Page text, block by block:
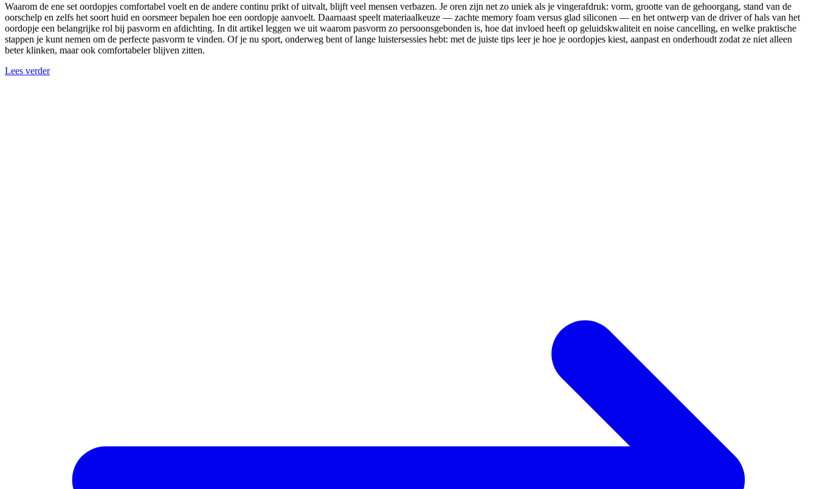
Waarom de ene set oordopjes comfortabel voelt en de andere continu prikt of uitvalt, blijft veel mensen verbazen. Je oren zijn net zo uniek als je vingerafdruk: vorm, grootte van de gehoorgang, stand van de
oorschelp en zelfs het soort huid en oorsmeer bepalen hoe een oordopje aanvoelt. Daarnaast speelt materiaalkeuze — zachte memory foam versus glad siliconen — en het ontwerp van de driver of hals van het
oordopje een belangrijke rol bij pasvorm en afdichting. In dit artikel leggen we uit waarom pasvorm zo persoonsgebonden is, hoe dat invloed heeft op geluidskwaliteit en noise cancelling, en welke praktische
stappen je kunt nemen om de perfecte pasvorm te vinden. Of je nu sport, onderweg bent of lange luister­sessies hebt: met de juiste tips leer je hoe je oordopjes kiest, aanpast en onderhoudt zodat ze niet alleen
beter klinken, maar ook comfortabeler blijven zitten.
Lees verder